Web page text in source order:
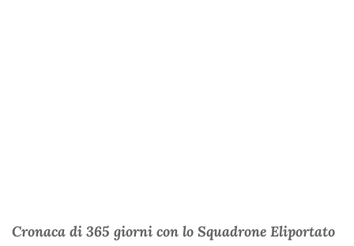
Cronaca di 365 giorni con lo Squadrone Eliportato